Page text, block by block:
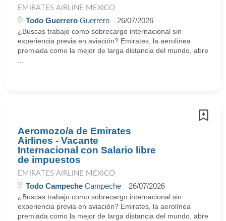
EMIRATES AIRLINE MEXICO
Todo Guerrero Guerrero 26/07/2026
¿Buscas trabajo como sobrecargo internacional sin
experiencia previa en aviación? Emirates, la aerolínea
premiada como la mejor de larga distancia del mundo, abre
Aeromozo/a de Emirates
Airlines - Vacante
Internacional con Salario libre
de impuestos
EMIRATES AIRLINE MEXICO
Todo Campeche Campeche 26/07/2026
¿Buscas trabajo como sobrecargo internacional sin
experiencia previa en aviación? Emirates, la aerolínea
premiada como la mejor de larga distancia del mundo, abre